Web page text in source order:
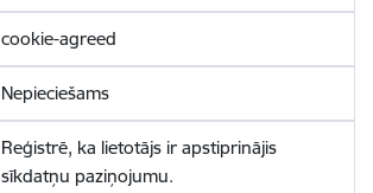
cookie-agreed
Nepieciešams
Reģistrē, ka lietotājs ir apstiprinājis
sīkdatņu paziņojumu.